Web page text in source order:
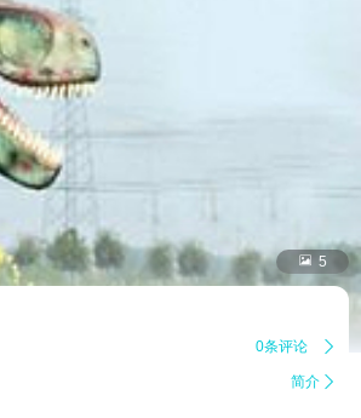
 5
0条评论 
简介 